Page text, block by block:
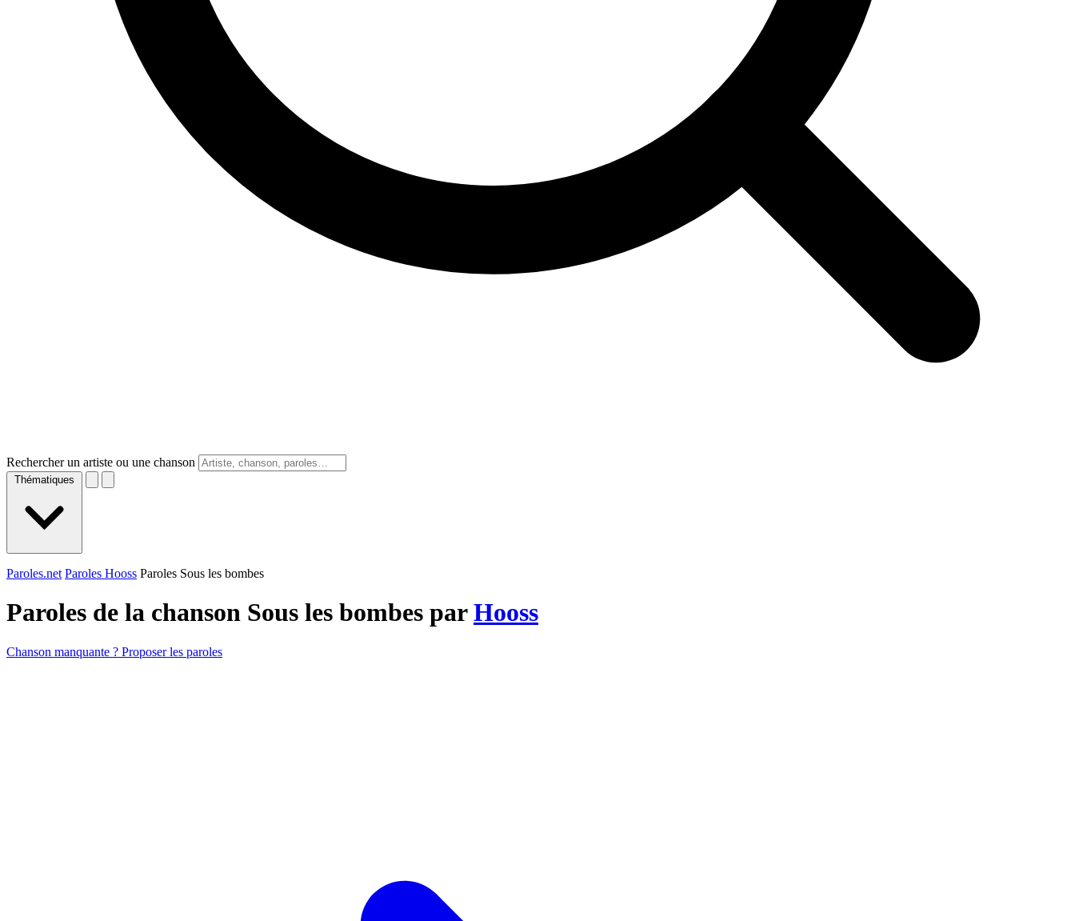
Rechercher un artiste ou une chanson
Thématiques
Paroles.net Paroles Hooss Paroles Sous les bombes
Paroles de la chanson Sous les bombes parHooss
Chanson manquante ? Proposer les paroles